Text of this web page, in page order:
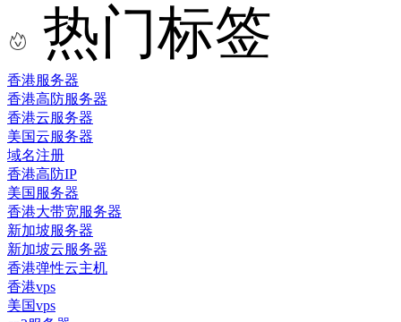
热门标签
香港服务器
香港高防服务器
香港云服务器
美国云服务器
域名注册
香港高防IP
美国服务器
香港大带宽服务器
新加坡服务器
新加坡云服务器
香港弹性云主机
香港vps
美国vps